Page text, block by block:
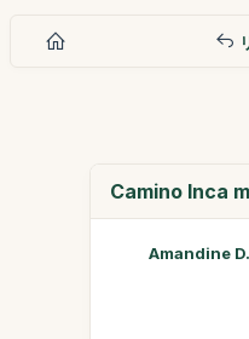
Camino Inca
Amandine D.